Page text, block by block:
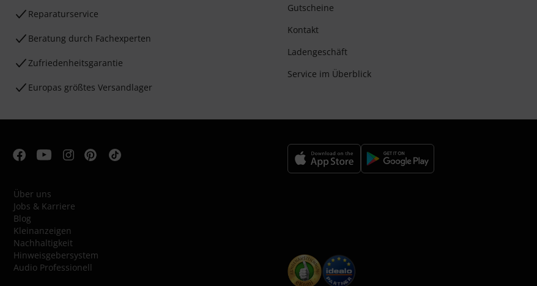
Reparaturservice
Beratung durch Fachexperten
Zufriedenheitsgarantie
Europas größtes Versandlager
Gutscheine
Kontakt
Ladengeschäft
Service im Überblick
Über uns
Jobs & Karriere
Blog
Kleinanzeigen
Nachhaltigkeit
Hinweisgebersystem
Audio Professionell